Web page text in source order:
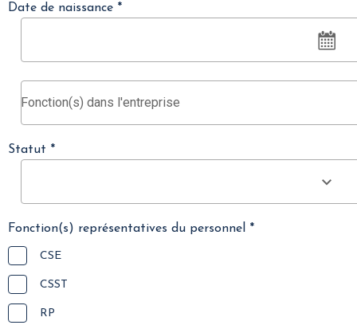
Date de naissance *
Statut *
Fonction(s) représentatives du personnel *
CSE
CSST
RP